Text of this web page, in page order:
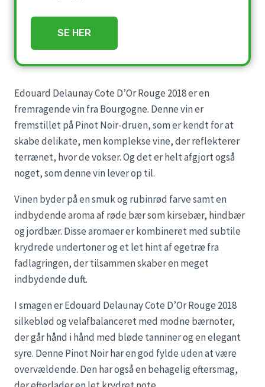
SE HER
Edouard Delaunay Cote D’Or Rouge 2018 er en
fremragende vin fra Bourgogne. Denne vin er
fremstillet på Pinot Noir-druen, som er kendt for at
skabe delikate, men komplekse vine, der reflekterer
terrænet, hvor de vokser. Og det er helt afgjort også
noget, som denne vin lever op til.
Vinen byder på en smuk og rubinrød farve samt en
indbydende aroma af røde bær som kirsebær, hindbær
og jordbær. Disse aromaer er kombineret med subtile
krydrede undertoner og et let hint af egetræ fra
fadlagringen, der tilsammen skaber en meget
indbydende duft.
I smagen er Edouard Delaunay Cote D’Or Rouge 2018
silkeblød og velafbalanceret med modne bærnoter,
der går hånd i hånd med bløde tanniner og en elegant
syre. Denne Pinot Noir har en god fylde uden at være
overvældende. Den har også en behagelig eftersmag,